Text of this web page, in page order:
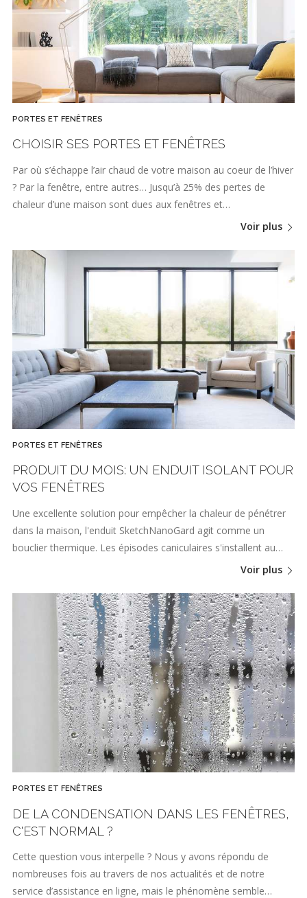
PORTES ET FENÊTRES
CHOISIR SES PORTES ET FENÊTRES
Par où s’échappe l’air chaud de votre maison au coeur de l’hiver
? Par la fenêtre, entre autres… Jusqu’à 25% des pertes de
chaleur d’une maison sont dues aux fenêtres et…
Voir plus
PORTES ET FENÊTRES
PRODUIT DU MOIS: UN ENDUIT ISOLANT POUR
VOS FENÊTRES
Une excellente solution pour empêcher la chaleur de pénétrer
dans la maison, l'enduit SketchNanoGard agit comme un
bouclier thermique. Les épisodes caniculaires s'installent au…
Voir plus
PORTES ET FENÊTRES
DE LA CONDENSATION DANS LES FENÊTRES,
C'EST NORMAL ?
Cette question vous interpelle ? Nous y avons répondu de
nombreuses fois au travers de nos actualités et de notre
service d’assistance en ligne, mais le phénomène semble…